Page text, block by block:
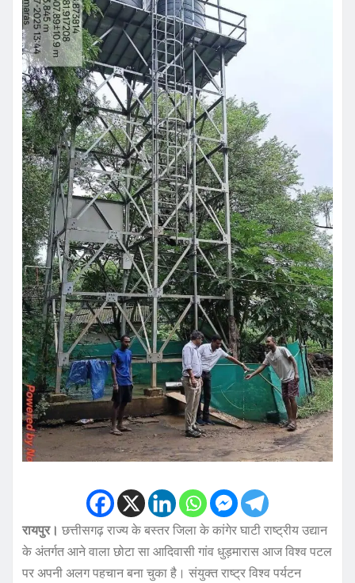
रायपुर। छत्तीसगढ़ राज्य के बस्तर जिला के कांगेर घाटी राष्ट्रीय उद्यान
के अंतर्गत आने वाला छोटा सा आदिवासी गांव धुड़मारास आज विश्व पटल
पर अपनी अलग पहचान बना चुका है। संयुक्त राष्ट्र विश्व पर्यटन